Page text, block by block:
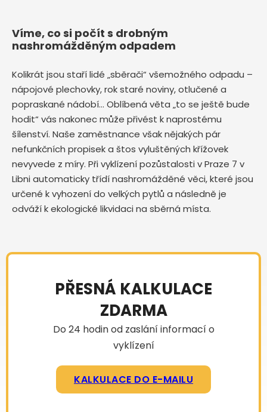
Víme, co si počít s drobným
nashromážděným odpadem
Kolikrát jsou staří lidé „sběrači“ všemožného odpadu –
nápojové plechovky, rok staré noviny, otlučené a
popraskané nádobí… Oblíbená věta „to se ještě bude
hodit“ vás nakonec může přivést k naprostému
šílenství. Naše zaměstnance však nějakých pár
nefunkčních propisek a štos vyluštěných křížovek
nevyvede z míry. Při vyklízení pozůstalosti v Praze 7 v
Libni automaticky třídí nashromážděné věci, které jsou
určené k vyhození do velkých pytlů a následně je
odváží k ekologické likvidaci na sběrná místa.
PŘESNÁ KALKULACE
ZDARMA
Do 24 hodin od zaslání informací o
vyklízení
KALKULACE DO E-MAILU